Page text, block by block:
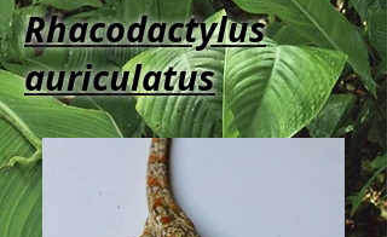
Rhacodactylus
auriculatus